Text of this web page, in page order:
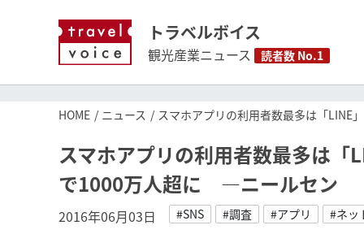
トラベルボイス
観光産業ニュース 読者数 No.1
HOME ニュース スマホアプリの利用者数最多は「
スマホアプリの利用者数最多は
で1000万人超に ―ニールセン
2016年06月03日 #SNS #調査 #アプリ #ネッ